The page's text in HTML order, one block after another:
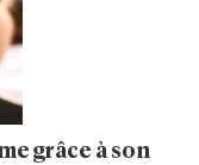
grâce à son